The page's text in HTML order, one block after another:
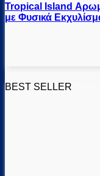
Tropical Island
με Φυσικά
BEST SELLER